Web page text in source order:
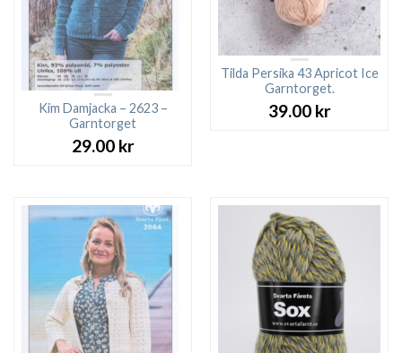
Kim Damjacka – 2623 –
Garntorget
29.00 kr
Tilda Persika 43 Apricot Ice
Garntorget.
39.00 kr